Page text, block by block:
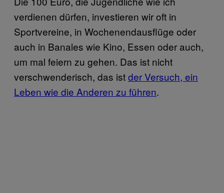
verdienen dürfen, investieren wir oft in
Sportvereine, in Wochenendausflüge oder
auch in Banales wie Kino, Essen oder auch,
um mal feiern zu gehen. Das ist nicht
verschwenderisch, das istder Versuch, ein
Leben wie die Anderen zu führen.